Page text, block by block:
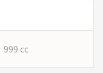
999 cc